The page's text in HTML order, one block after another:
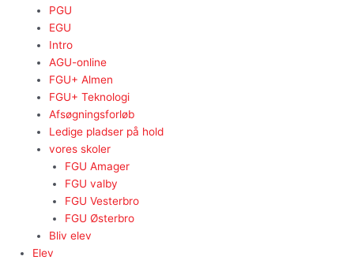
PGU
EGU
Intro
AGU-online
FGU+ Almen
FGU+ Teknologi
Afsøgningsforløb
Ledige pladser på hold
vores skoler
FGU Amager
FGU valby
FGU Vesterbro
FGU Østerbro
Bliv elev
Elev